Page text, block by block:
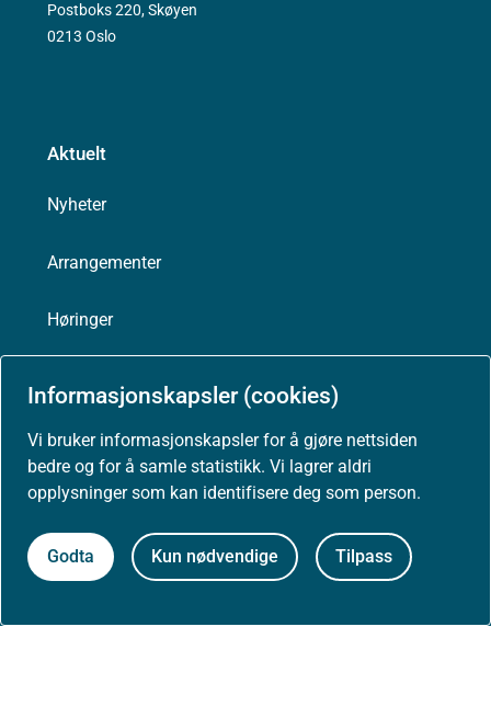
Informasjonskapsler (cookies)
Vi bruker informasjonskapsler for å gjøre nettsiden
bedre og for å samle statistikk. Vi lagrer aldri
opplysninger som kan identifisere deg som person.
Godta Kun nødvendige Tilpass
Postboks 220, Skøyen
0213 Oslo
Aktuelt
Nyheter
Arrangementer
Høringer
Om nettstedet
Personvernerklæring